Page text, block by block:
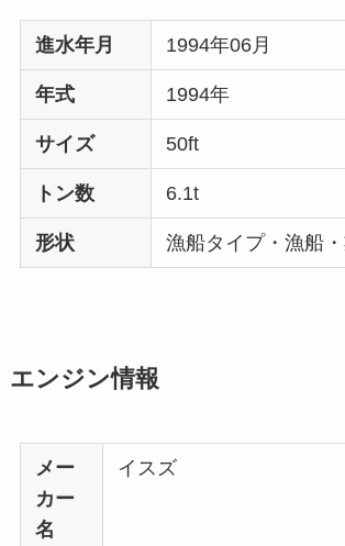
進水年月 1994年06月
年式 1994年
サイズ 50ft
トン数 6.1t
形状 漁船タイプ・漁船
エンジン情報
メー
カー
名
イスズ